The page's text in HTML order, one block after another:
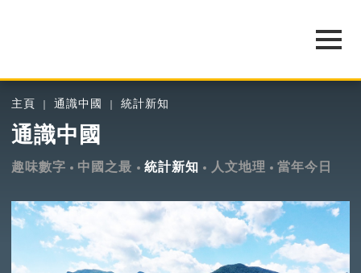
主頁 通識中國 統計新知
通識中國
趣味數字 中國之最 統計新知 人文地理 當年今日